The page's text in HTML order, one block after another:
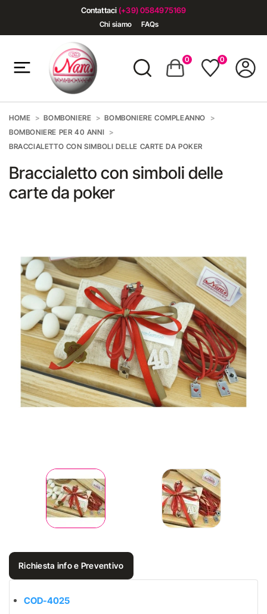
Contattaci (+39) 0584975169
Chi siamo FAQs
0 0
HOME BOMBONIERE
BOMBONIERE COMPLEANNO
BOMBONIERE PER 40 ANNI
BRACCIALETTO CON SIMBOLI DELLE CARTE DA POKER
Braccialetto con simboli delle
carte da poker
Richiesta info e Preventivo
COD-4025